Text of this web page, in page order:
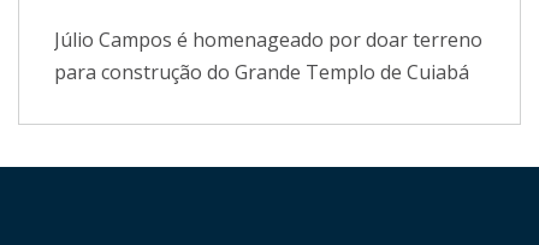
Júlio Campos é homenageado por doar terreno
para construção do Grande Templo de Cuiabá